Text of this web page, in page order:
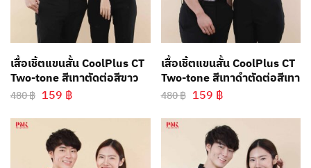
เสื้อเชิ้ตแขนสั้น CoolPlus CT
Two-tone สีเทาตัดต่อสีขาว
480฿ 159 ฿
เสื้อเชิ้ตแขนสั้น CoolPlus CT
Two-tone สีเทาดำตัดต่อสีเทา
480฿ 159 ฿